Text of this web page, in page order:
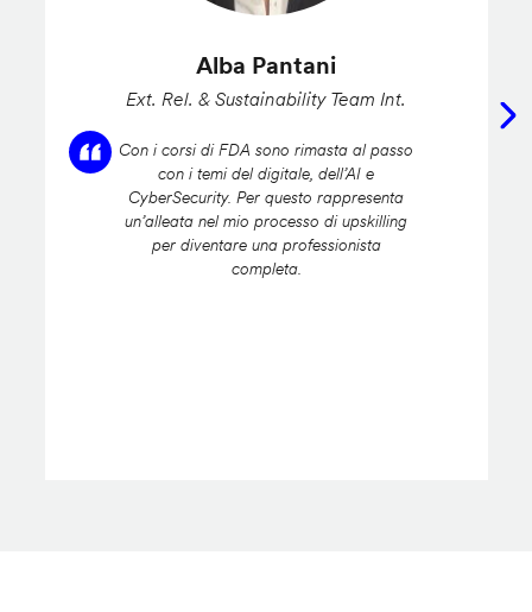
Alba Pantani
Ext. Rel. & Sustainability Team Int.
Con i corsi di FDA sono rimasta al passo
con i temi del digitale, dell’AI e
CyberSecurity. Per questo rappresenta
un’alleata nel mio processo di upskilling
per diventare una professionista
completa.